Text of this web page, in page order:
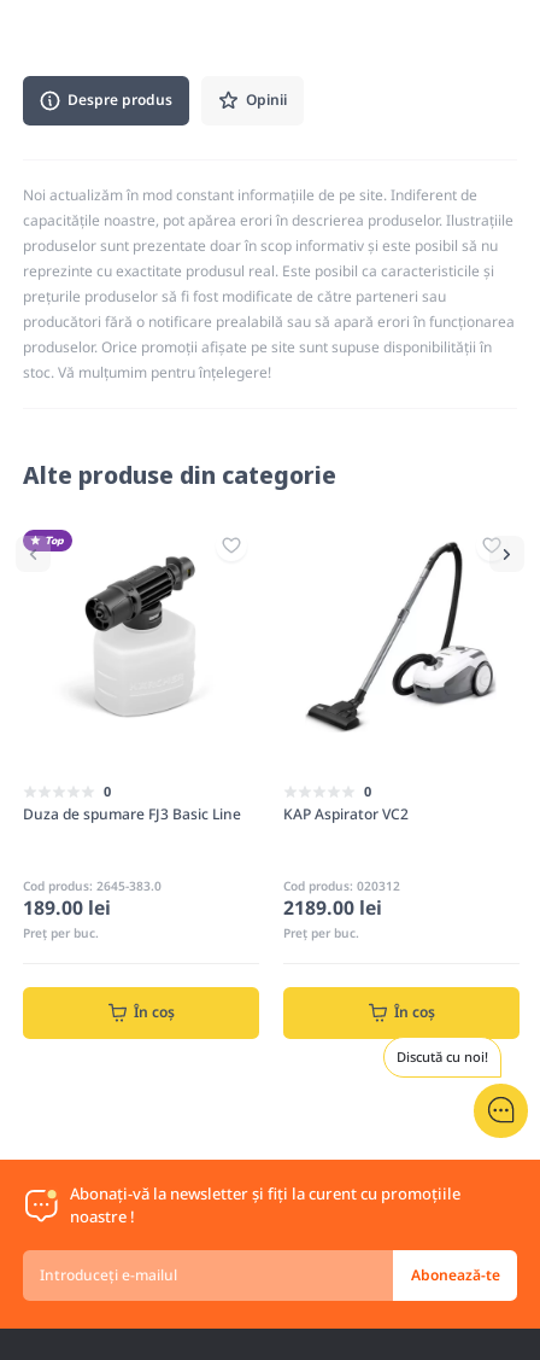
Despre produs Opinii
Noi actualizăm în mod constant informațiile de pe site. Indiferent de
capacitățile noastre, pot apărea erori în descrierea produselor. Ilustrațiile
produselor sunt prezentate doar în scop informativ și este posibil să nu
reprezinte cu exactitate produsul real. Este posibil ca caracteristicile și
prețurile produselor să fi fost modificate de către parteneri sau
producători fără o notificare prealabilă sau să apară erori în funcționarea
produselor. Orice promoții afișate pe site sunt supuse disponibilității în
stoc. Vă mulțumim pentru înțelegere!
Alte produse din categorie
Top
0
Duza de spumare FJ3 Basic Line
Cod produs: 2645-383.0
189.00 lei
Preț per buc.
În coș
0
KAP Aspirator VC2
Cod produs: 020312
2189.00 lei
Preț per buc.
În coș
Discută cu noi!
Abonați-vă la newsletter și fiți la curent cu promoțiile
noastre !
Introduceți
mailul
Abonează-te